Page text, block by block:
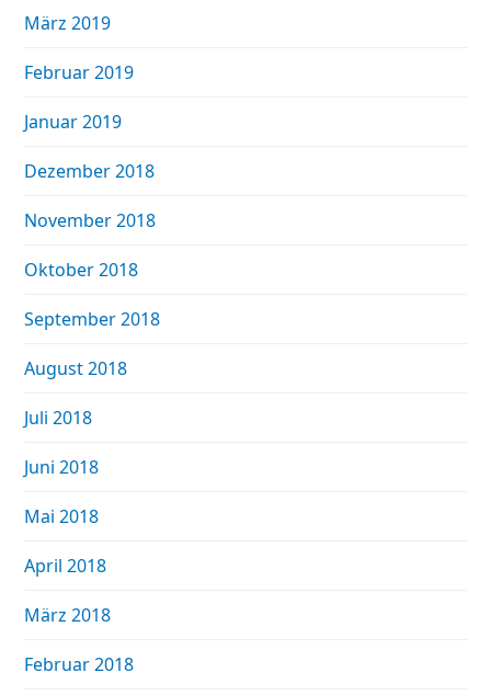
März 2019
Februar 2019
Januar 2019
Dezember 2018
November 2018
Oktober 2018
September 2018
August 2018
Juli 2018
Juni 2018
Mai 2018
April 2018
März 2018
Februar 2018